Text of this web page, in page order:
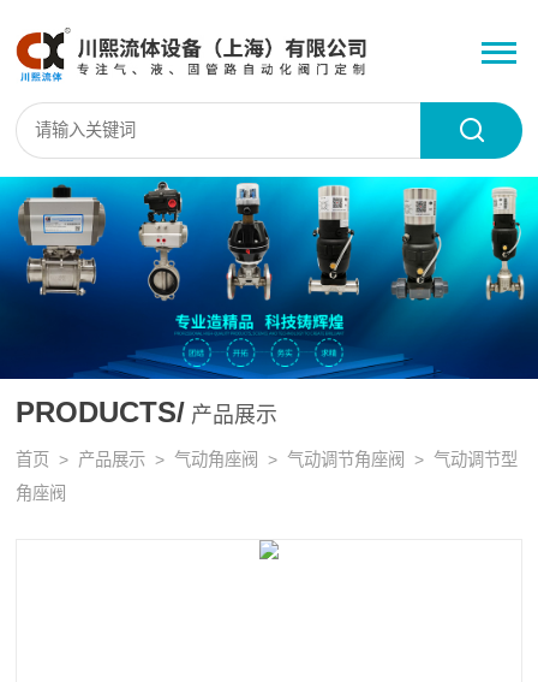
PRODUCTS/ 产品展示
首页 > 产品展示 >气动角座阀 >气动调节角座阀
> 气动调节型
角座阀